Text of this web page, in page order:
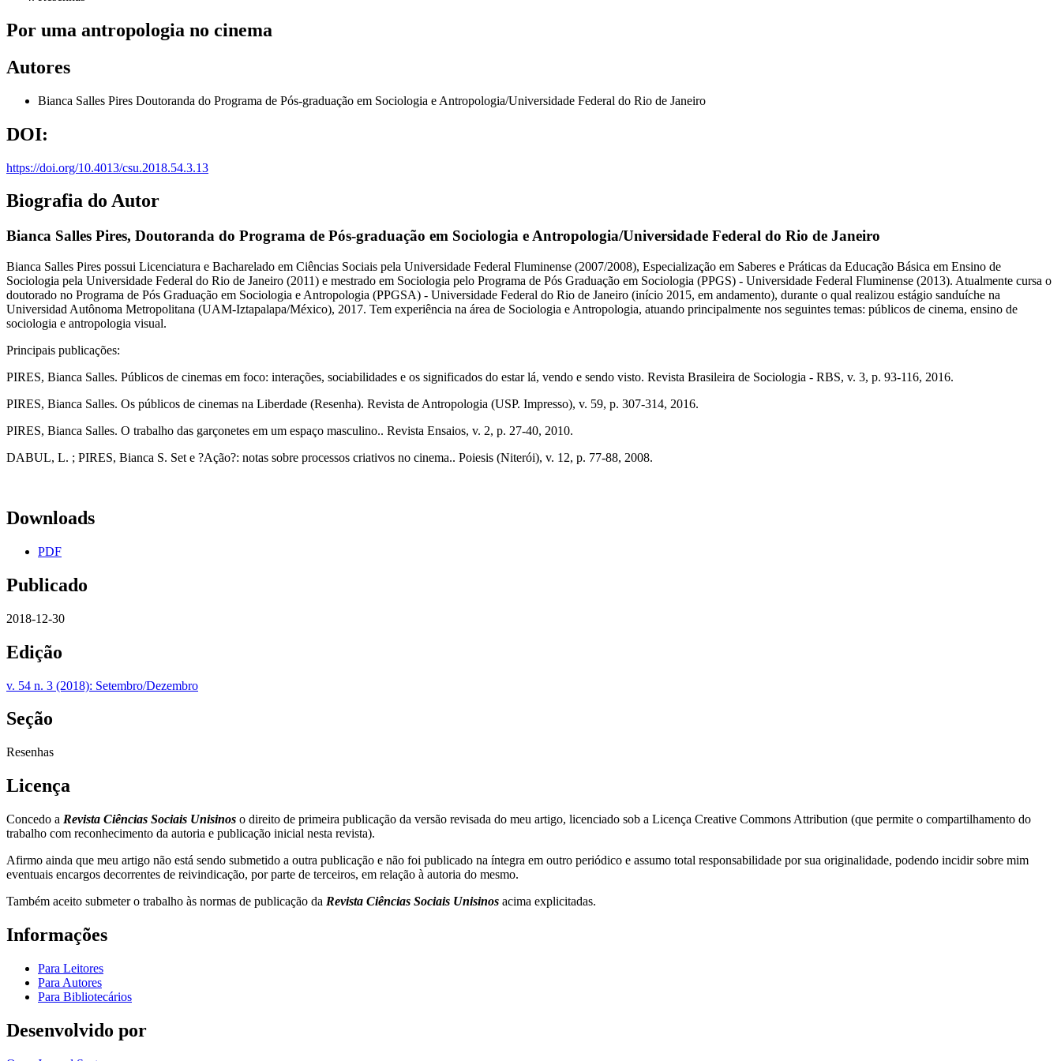
Por uma antropologia no cinema
Autores
Bianca Salles Pires Doutoranda do Programa de Pós-graduação em Sociologia e Antropologia/Universidade Federal do Rio de Janeiro
DOI:
https://doi.org/10.4013/csu.2018.54.3.13
Biografia do Autor
Bianca Salles Pires, Doutoranda do Programa de Pós-graduação em Sociologia e Antropologia/Universidade Federal do Rio de Janeiro
Bianca Salles Pires possui Licenciatura e Bacharelado em Ciências Sociais pela Universidade Federal Fluminense (2007/2008), Especialização em Saberes e Práticas da Educação Básica em Ensino de
Sociologia pela Universidade Federal do Rio de Janeiro (2011) e mestrado em Sociologia pelo Programa de Pós Graduação em Sociologia (PPGS) - Universidade Federal Fluminense (2013). Atualmente cursa o
doutorado no Programa de Pós Graduação em Sociologia e Antropologia (PPGSA) - Universidade Federal do Rio de Janeiro (início 2015, em andamento), durante o qual realizou estágio sanduíche na
Universidad Autônoma Metropolitana (UAM-Iztapalapa/México), 2017. Tem experiência na área de Sociologia e Antropologia, atuando principalmente nos seguintes temas: públicos de cinema, ensino de
sociologia e antropologia visual.
Principais publicações:
PIRES, Bianca Salles. Públicos de cinemas em foco: interações, sociabilidades e os significados do estar lá, vendo e sendo visto. Revista Brasileira de Sociologia - RBS, v. 3, p. 93-116, 2016.
PIRES, Bianca Salles. Os públicos de cinemas na Liberdade (Resenha). Revista de Antropologia (USP. Impresso), v. 59, p. 307-314, 2016.
PIRES, Bianca Salles. O trabalho das garçonetes em um espaço masculino.. Revista Ensaios, v. 2, p. 27-40, 2010.
DABUL, L. ; PIRES, Bianca S. Set e ?Ação?: notas sobre processos criativos no cinema.. Poiesis (Niterói), v. 12, p. 77-88, 2008.
Downloads
PDF
Publicado
2018-12-30
Edição
v. 54 n. 3 (2018): Setembro/Dezembro
Seção
Resenhas
Licença
Concedo a Revista Ciências Sociais Unisinos o direito de primeira publicação da versão revisada do meu artigo, licenciado sob a Licença Creative Commons Attribution (que permite o compartilhamento do
trabalho com reconhecimento da autoria e publicação inicial nesta revista).
Afirmo ainda que meu artigo não está sendo submetido a outra publicação e não foi publicado na íntegra em outro periódico e assumo total responsabilidade por sua originalidade, podendo incidir sobre mim
eventuais encargos decorrentes de reivindicação, por parte de terceiros, em relação à autoria do mesmo.
Também aceito submeter o trabalho às normas de publicação da Revista Ciências Sociais Unisinos acima explicitadas.
Informações
Para Leitores
Para Autores
Para Bibliotecários
Desenvolvido por